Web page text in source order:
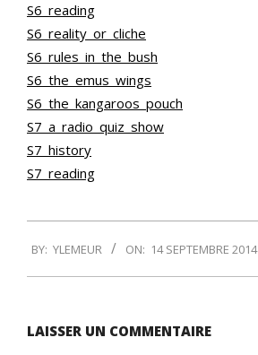
S6_reading
S6_reality_or_cliche
S6_rules_in_the_bush
S6_the_emus_wings
S6_the_kangaroos_pouch
S7_a_radio_quiz_show
S7_history
S7_reading
09-
14
BY: YLEMEUR ON: 14 SEPTEMBRE 2014
LAISSER UN COMMENTAIRE